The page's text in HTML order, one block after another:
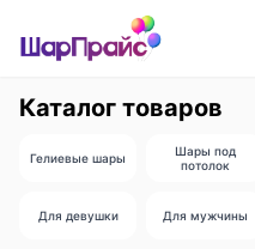
Каталог товаров
Гелиевые шары
Шары под
потолок
Для девушки Для мужчины